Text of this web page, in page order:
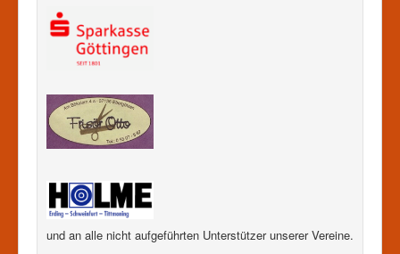
und an alle nicht aufgeführten Unterstützer unserer Vereine.